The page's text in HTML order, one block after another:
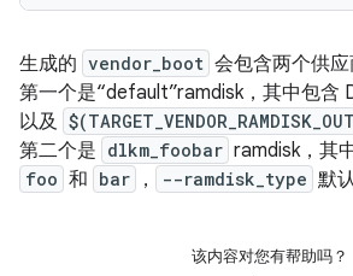
生成的 vendor_boot 会包含两个供应
第一个是“default”ramdisk，其中包含
以及
第二个是 dlkm_foobar ramdisk，其
foo 和 bar ， --ramdisk_type 默
该内容对您有帮助吗？